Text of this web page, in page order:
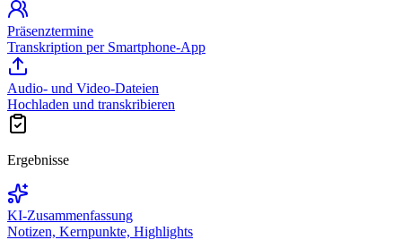
Präsenztermine
Transkription per Smartphone-App
Audio- und Video-Dateien
Hochladen und transkribieren
Ergebnisse
KI-Zusammenfassung
Notizen, Kernpunkte, Highlights